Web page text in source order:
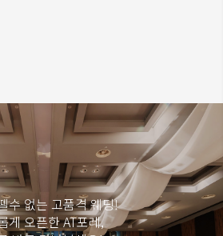
수 없는 고품격 웨딩!
게 오픈한 AT포레,